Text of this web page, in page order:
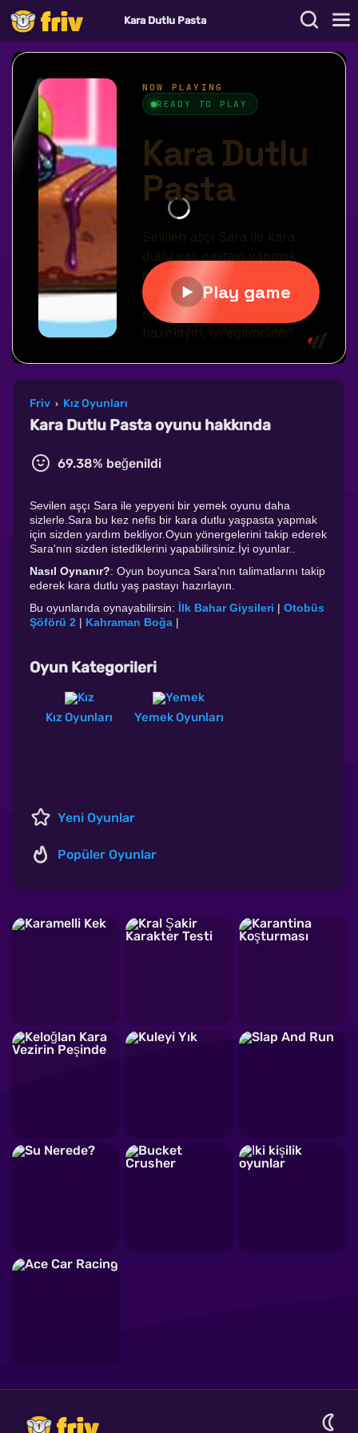
Kara Dutlu Pasta
Friv › Kız Oyunları
Kara Dutlu Pasta oyunu hakkında
69.38% beğenildi
Sevilen aşçı Sara ile yepyeni bir yemek oyunu daha
sizlerle.Sara bu kez nefis bir kara dutlu yaşpasta yapmak
için sizden yardım bekliyor.Oyun yönergelerini takip ederek
Sara'nın sizden istediklerini yapabilirsiniz.İyi oyunlar..
Nasıl Oynanır?: Oyun boyunca Sara'nın talimatlarını takip
ederek kara dutlu yaş pastayı hazırlayın.
Bu oyunlarıda oynayabilirsin: İlk Bahar Giysileri | Otobüs
Şöförü 2 | Kahraman Boğa |
Oyun Kategorileri
Kız Oyunları Yemek Oyunları
Yeni Oyunlar
Popüler Oyunlar